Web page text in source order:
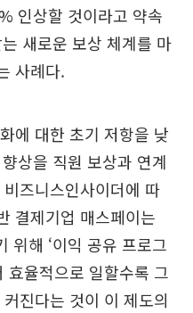
인상할 것이라고 약속
새로운 보상 체계를 마
사례다.
에 대한 초기 저항을 낮
상을 직원 보상과 연계
즈니스인사이더에 따
결제기업 매스페이는
위해 ‘이익 공유 프로그
효율적으로 일할수록 그
진다는 것이 이 제도의